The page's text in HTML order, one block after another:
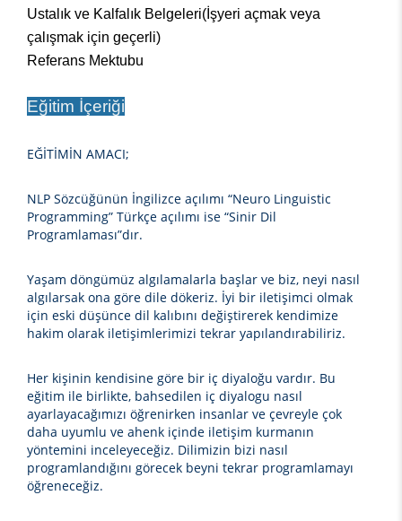
Ustalık ve Kalfalık Belgeleri(İşyeri açmak veya
çalışmak için geçerli)
Referans Mektubu
Eğitim İçeriği
EĞİTİMİN AMACI;
NLP Sözcüğünün İngilizce açılımı “Neuro Linguistic
Programming” Türkçe açılımı ise “Sinir Dil
Programlaması”dır.
Yaşam döngümüz algılamalarla başlar ve biz, neyi nasıl
algılarsak ona göre dile dökeriz. İyi bir iletişimci olmak
için eski düşünce dil kalıbını değiştirerek kendimize
hakim olarak iletişimlerimizi tekrar yapılandırabiliriz.
Her kişinin kendisine göre bir iç diyaloğu vardır. Bu
eğitim ile birlikte, bahsedilen iç diyalogu nasıl
ayarlayacağımızı öğrenirken insanlar ve çevreyle çok
daha uyumlu ve ahenk içinde iletişim kurmanın
yöntemini inceleyeceğiz. Dilimizin bizi nasıl
programlandığını görecek beyni tekrar programlamayı
öğreneceğiz.